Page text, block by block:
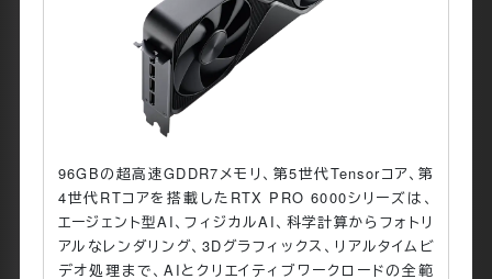
96GBの超高速GDDR7メモリ、第5世代Tensorコア、第
4世代RTコアを搭載したRTX PRO 6000シリーズは、
エージェント型AI、フィジカルAI、科学計算からフォトリ